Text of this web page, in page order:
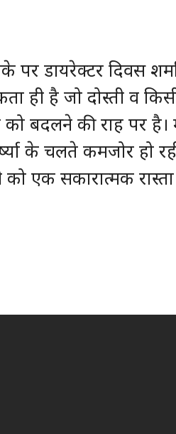
पर डायरेक्टर दिवस
ही है जो दोस्ती व
बदलने की राह पर है।
के चलते कमजोर हो
को एक सकारात्मक